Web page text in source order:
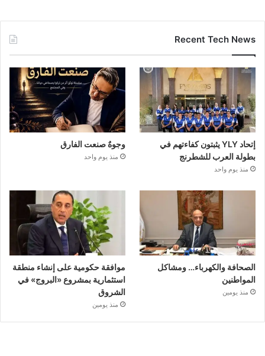
Recent Tech News
إتحاد YLY يثبتون كفاءتهم في
بطولة العرب للشطرنج
منذ يوم واحد
وجوهٌ صنعت الفارق
منذ يوم واحد
الصحافة والكهرباء… ومشاكل
المواطنين
منذ يومين
موافقة حكومية على إنشاء منطقة
استثمارية بمشروع «البروج» في
الشروق
منذ يومين